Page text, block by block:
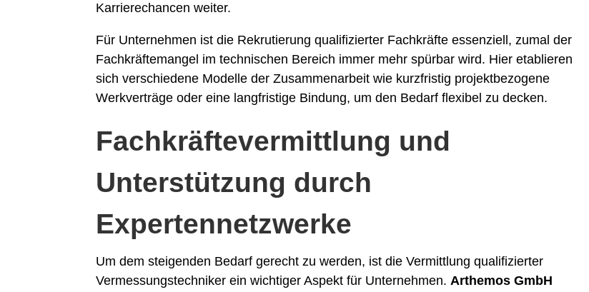
Karrierechancen weiter.
Für Unternehmen ist die Rekrutierung qualifizierter Fachkräfte essenziell, zumal der
Fachkräftemangel im technischen Bereich immer mehr spürbar wird. Hier etablieren
sich verschiedene Modelle der Zusammenarbeit wie kurzfristig projektbezogene
Werkverträge oder eine langfristige Bindung, um den Bedarf flexibel zu decken.
Fachkräftevermittlung und
Unterstützung durch
Expertennetzwerke
Um dem steigenden Bedarf gerecht zu werden, ist die Vermittlung qualifizierter
Vermessungstechniker ein wichtiger Aspekt für Unternehmen.Arthemos GmbH